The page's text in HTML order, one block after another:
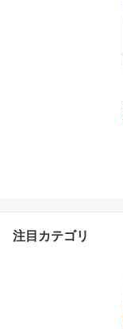
注目カテゴリ